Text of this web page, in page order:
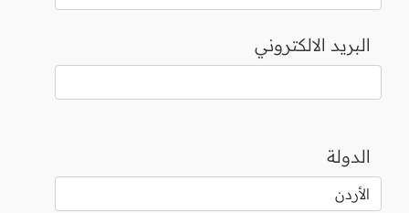
البريد الالكتروني
الدولة